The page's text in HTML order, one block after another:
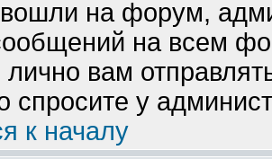
на форум,
на всем
лично вам
спросите у
к началу